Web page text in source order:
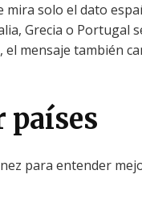
mira solo el dato
Grecia o Portugal
mensaje también
países
para entender